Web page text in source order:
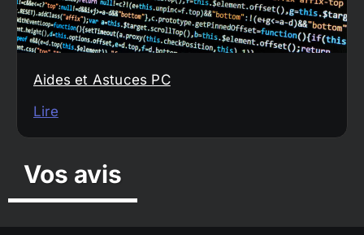
Aides et Astuces PC
Lire
Vos avis